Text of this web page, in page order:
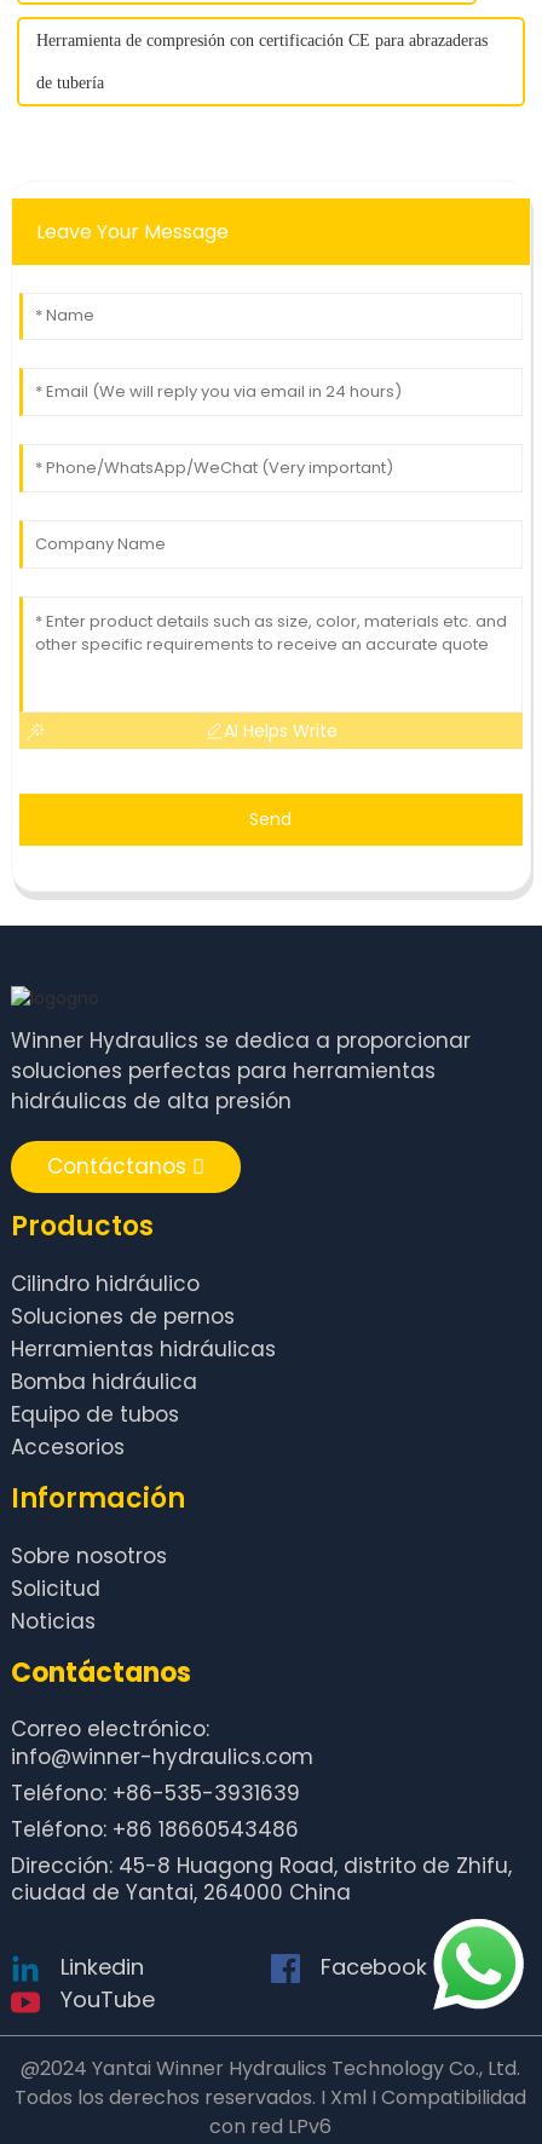
Herramienta de compresión con certificación CE para abrazaderas
de tubería
Leave Your Message
AI Helps Write
Send
Winner Hydraulics se dedica a proporcionar
soluciones perfectas para herramientas
hidráulicas de alta presión
Contáctanos
Productos
Cilindro hidráulico
Soluciones de pernos
Herramientas hidráulicas
Bomba hidráulica
Equipo de tubos
Accesorios
Información
Sobre nosotros
Solicitud
Noticias
Contáctanos
Correo electrónico:
info@winner-hydraulics.com
Teléfono: +86-535-3931639
Teléfono: +86 18660543486
Dirección: 45-8 Huagong Road, distrito de Zhifu,
ciudad de Yantai, 264000 China
Linkedin
Facebook
YouTube
@2024 Yantai Winner Hydraulics Technology Co., Ltd.
Todos los derechos reservados. I Xml I Compatibilidad
con red LPv6